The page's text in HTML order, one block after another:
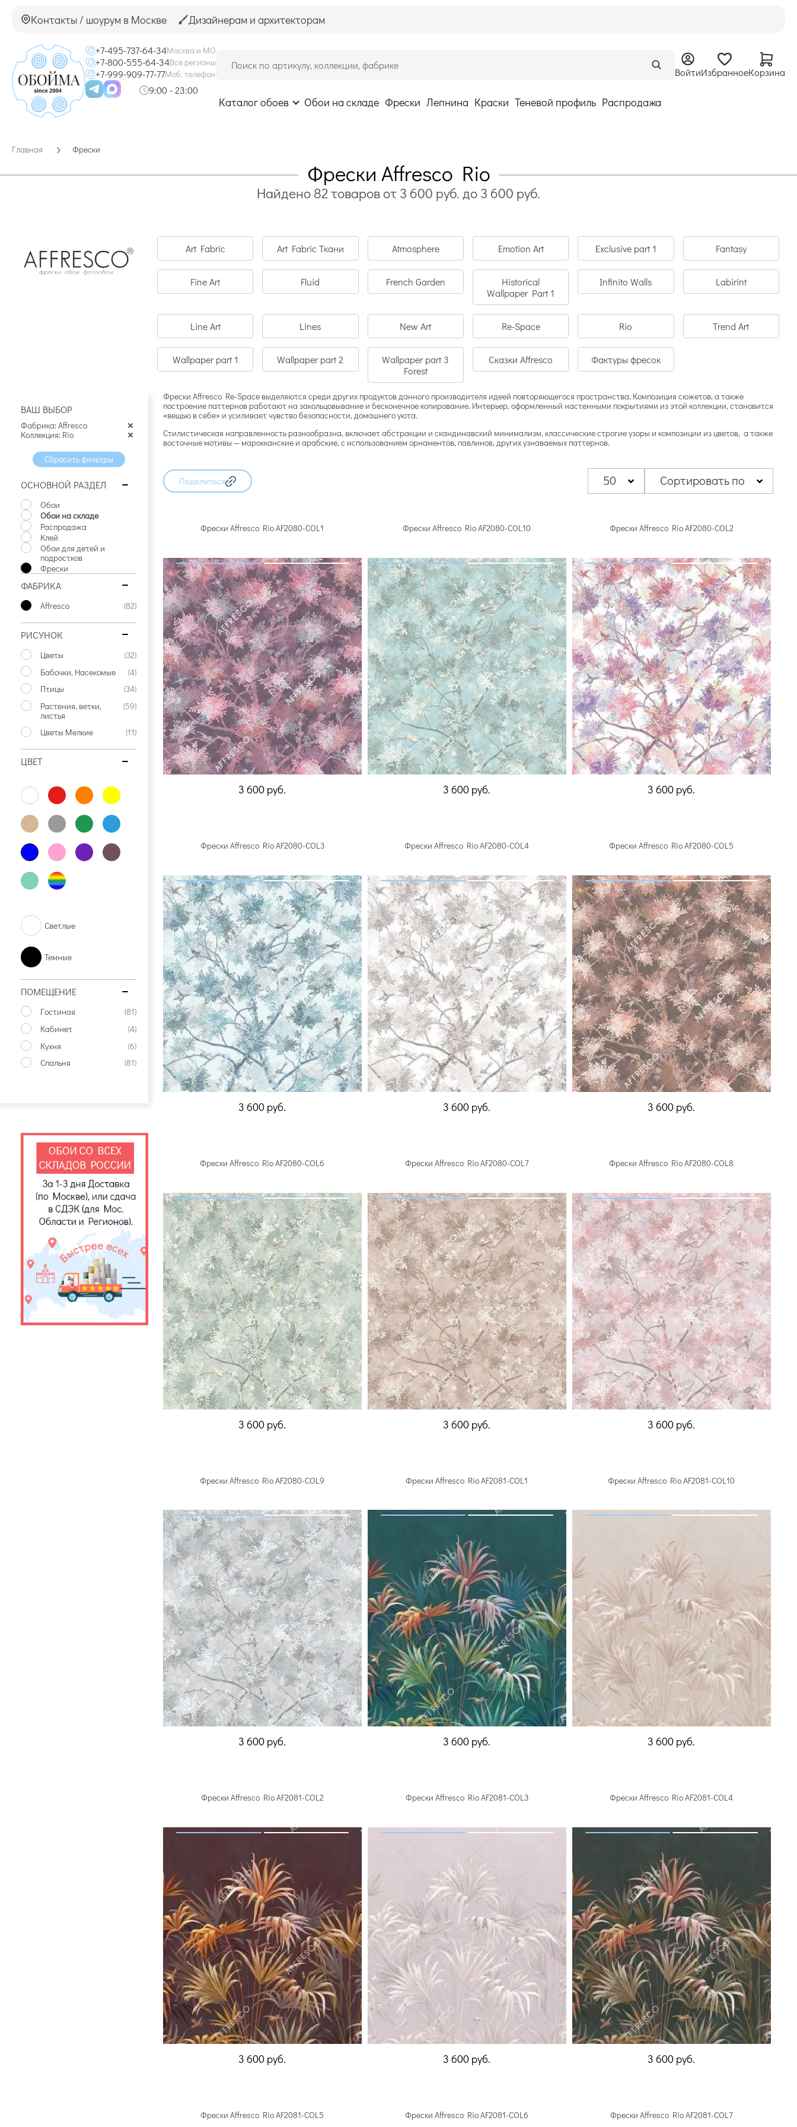
Контакты / шоурум в Москве Дизайнерам и архитекторам
+7-495-737-64-34Москва и МО
+7-800-555-64-34Все регионы
+7-999-909-77-77Моб. телефон
9:00 - 23:00
ВойтиИзбранноеКорзина
Каталог обоев Обои на складе Фрески Лепнина Краски Теневой профиль Распродажа
Главная Фрески
Фрески Affresco Rio
Найдено 82товаровот 3 600 руб. до 3 600 руб.
Art Fabric Art Fabric Ткани Atmosphere Emotion Art Exclusive part 1 Fantasy
Fine Art Fluid French Garden
Historical
Wallpaper Part 1
Infinito Walls Labirint
Line Art Lines New Art Re-Space Rio Trend Art
Wallpaper part 1 Wallpaper part 2
Wallpaper part 3
Forest
Сказки Affresco Фактуры фресок
ВАШ ВЫБОР
Фабрика: Affresco
Коллекция: Rio
Сбросить фильтры
ОСНОВНОЙ РАЗДЕЛ
Обои
Обои на складе
Распродажа
Клей
Обои для детей и
подростков
Фрески
ФАБРИКА
Affresco (82)
РИСУНОК
Цветы
(32)
Бабочки, Насекомые
(4)
Птицы
(34)
Растения, ветки,
листья
(59)
Цветы Мелкие (11)
ЦВЕТ
Светлые
Темные
ПОМЕЩЕНИЕ
Гостиная
(81)
Кабинет
(4)
Кухня
(6)
Спальня
(81)
Фрески Affresco Re-Space выделяются среди других продуктов данного производителя идеей повторяющегося пространства. Композиция сюжетов, а также
построение паттернов работают на закольцовывание и бесконечное копирование. Интерьер, оформленный настенными покрытиями из этой коллекции, становится
«вещью в себе» и усиливает чувство безопасности, домашнего уюта.
Стилистическая направленность разнообразна, включает абстракции и скандинавский минимализм, классические строгие узоры и композиции из цветов, а также
восточные мотивы — марокканские и арабские, с использованием орнаментов, павлинов, других узнаваемых паттернов.
Поделиться 50 Сортировать по
Фрески Affresco Rio AF2080-COL1
3 600 руб.
Фрески Affresco Rio AF2080-COL10
3 600 руб.
Фрески Affresco Rio AF2080-COL2
3 600 руб.
Фрески Affresco Rio AF2080-COL3
3 600 руб.
Фрески Affresco Rio AF2080-COL4
3 600 руб.
Фрески Affresco Rio AF2080-COL5
3 600 руб.
Фрески Affresco Rio AF2080-COL6
3 600 руб.
Фрески Affresco Rio AF2080-COL7
3 600 руб.
Фрески Affresco Rio AF2080-COL8
3 600 руб.
Фрески Affresco Rio AF2080-COL9
3 600 руб.
Фрески Affresco Rio AF2081-COL1
3 600 руб.
Фрески Affresco Rio AF2081-COL10
3 600 руб.
Фрески Affresco Rio AF2081-COL2
3 600 руб.
Фрески Affresco Rio AF2081-COL3
3 600 руб.
Фрески Affresco Rio AF2081-COL4
3 600 руб.
Фрески Affresco Rio AF2081-COL5 Фрески Affresco Rio AF2081-COL6 Фрески Affresco Rio AF2081-COL7